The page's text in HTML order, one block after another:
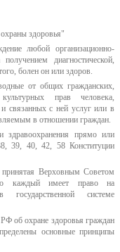
здоровья"
любой организационно-
диагностической,
болен он или здоров.
от общих гражданских,
прав человека,
связанных с ней услуг или в
в отношении граждан.
здравоохранения прямо или
39, 40, 42, 58 Конституции
принятая Верховным Советом
каждый имеет право на
системе
об охране здоровья граждан
основные принципы